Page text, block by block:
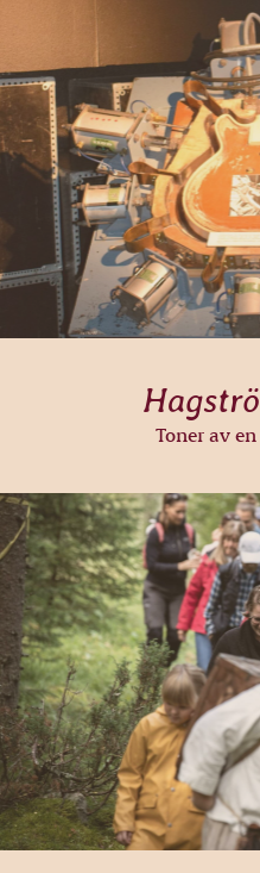
Toner av